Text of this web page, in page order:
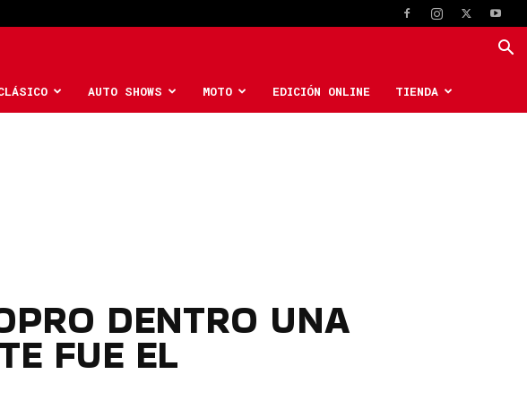
AUTO SHOWS MOTO EDICIÓN ONLINE TIENDA
DENTRO UNA
FUE EL